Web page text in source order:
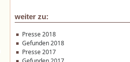
weiter zu:
Presse 2018
Gefunden 2018
Presse 2017